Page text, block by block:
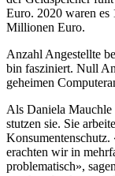
Euro. 2020 waren
Millionen Euro.
Anzahl Angestellte
bin fasziniert. Null
geheimen
Als Daniela Mauchle
stutzen sie. Sie
erachten wir in
problematisch»,